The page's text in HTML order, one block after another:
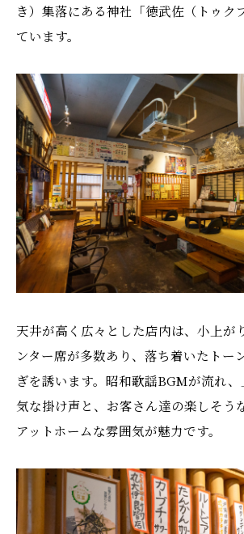
き）集落にある神社「徳武佐（トゥク
ています。
天井が高く広々とした店内は、小上が
ンター席が多数あり、落ち着いたトー
ぎを誘います。昭和歌謡BGMが流れ
気な掛け声と、お客さん達の楽しそう
アットホームな雰囲気が魅力です。